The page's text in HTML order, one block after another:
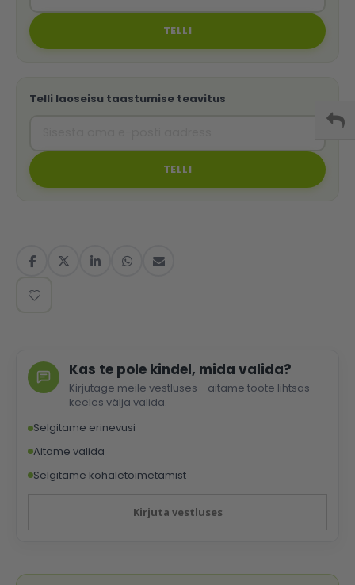
TELLI
Telli laoseisu taastumise teavitus
TELLI
Kas te pole kindel, mida valida?
Kirjutage meile vestluses - aitame toote lihtsas
keeles välja valida.
Selgitame erinevusi
Aitame valida
Selgitame kohaletoimetamist
Kirjuta vestluses